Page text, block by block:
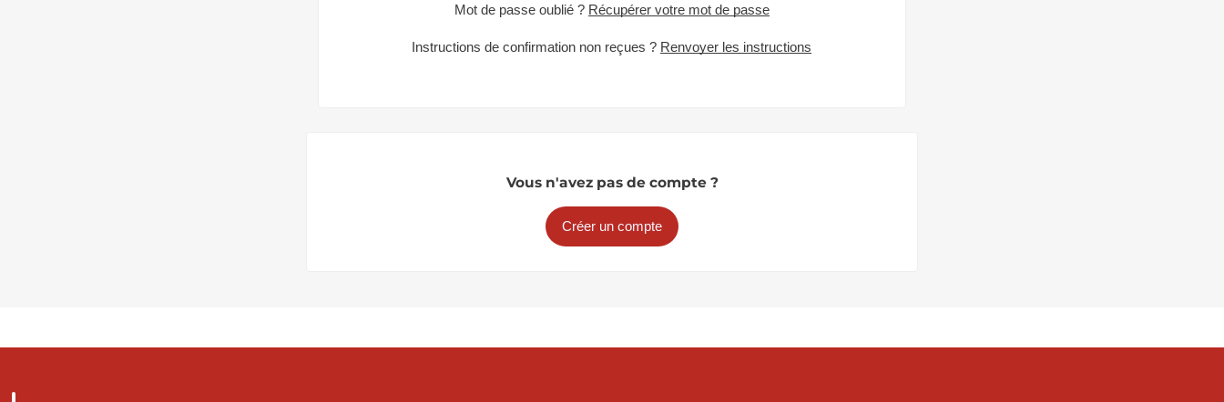
Mot de passe oublié ? Récupérer votre mot de passe
Instructions de confirmation non reçues ? Renvoyer les instructions
Vous n'avez pas de compte ?
Créer un compte